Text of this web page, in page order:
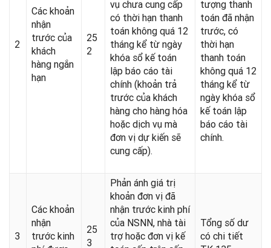
2
Các khoản
nhận
trước của
khách
hàng ngắn
hạn
25
2
vụ chưa cung cấp
có thời hạn thanh
toán không quá 12
tháng kể từ ngày
khóa sổ kế toán
lập báo cáo tài
chính (khoản trả
trước của khách
hàng cho hàng hóa
hoặc dịch vụ mà
đơn vị dự kiến sẽ
cung cấp).
tượng thanh
toán đã nhận
trước, có
thời hạn
thanh toán
không quá 12
tháng kể từ
ngày khóa sổ
kế toán lập
báo cáo tài
chính.
3
Các khoản
nhận
trước kinh
25
3
Phản ánh giá trị
khoản đơn vị đã
nhận trước kinh phí
của NSNN, nhà tài
trợ hoặc đơn vị kế
Tổng số dư
có chi tiết